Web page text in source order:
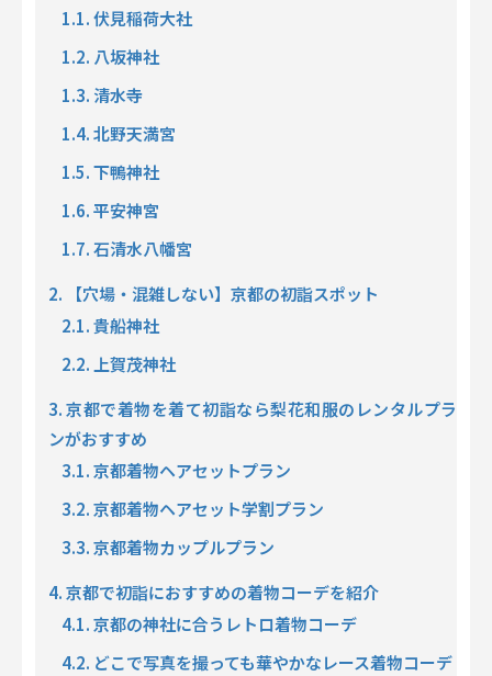
1.1. 伏見稲荷大社
1.2. 八坂神社
1.3. 清水寺
1.4. 北野天満宮
1.5. 下鴨神社
1.6. 平安神宮
1.7. 石清水八幡宮
2. 【穴場・混雑しない】京都の初詣スポット
2.1. 貴船神社
2.2. 上賀茂神社
3. 京都で着物を着て初詣なら梨花和服のレンタルプラ
ンがおすすめ
3.1. 京都着物ヘアセットプラン
3.2. 京都着物ヘアセット学割プラン
3.3. 京都着物カップルプラン
4. 京都で初詣におすすめの着物コーデを紹介
4.1. 京都の神社に合うレトロ着物コーデ
4.2. どこで写真を撮っても華やかなレース着物コーデ